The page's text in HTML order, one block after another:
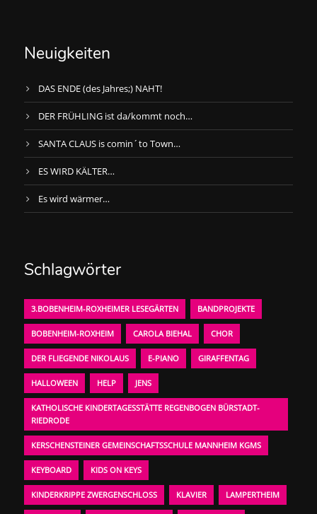
Neuigkeiten
DAS ENDE (des Jahres;) NAHT!
DER FRÜHLING ist da/kommt noch…
SANTA CLAUS is comin´to Town…
ES WIRD KÄLTER…
Es wird wärmer…
Schlagwörter
3.BOBENHEIM-ROXHEIMER LESEGÄRTEN BANDPROJEKTE
BOBENHEIM-ROXHEIM CAROLA BIEHAL CHOR
DER FLIEGENDE NIKOLAUS E-PIANO GIRAFFENTAG
HALLOWEEN HELP JENS
KATHOLISCHE KINDERTAGESSTÄTTE REGENBOGEN BÜRSTADT-
RIEDRODE
KERSCHENSTEINER GEMEINSCHAFTSSCHULE MANNHEIM KGMS
KEYBOARD KIDS ON KEYS
KINDERKRIPPE ZWERGENSCHLOSS KLAVIER LAMPERTHEIM